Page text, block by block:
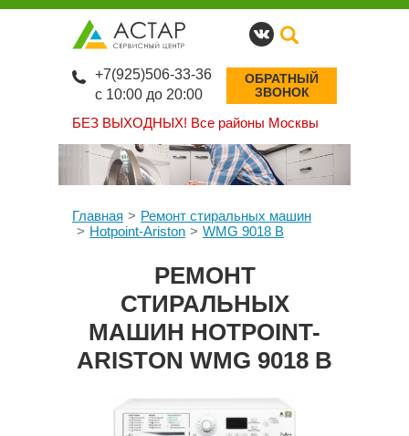
БЕЗ ВЫХОДНЫХ! Все районы Москвы
+7(925)506-33-36
с 10:00 до 20:00
ОБРАТНЫЙ
ЗВОНОК
Главная
Ремонт стиральных машин
Hotpoint-Ariston
WMG 9018 B
РЕМОНТ
СТИРАЛЬНЫХ
МАШИН HOTPOINT-
ARISTON WMG 9018 B